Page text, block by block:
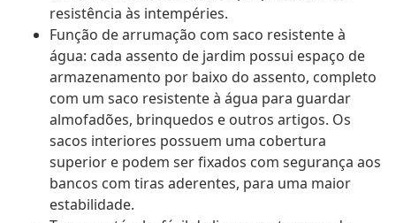
resistência às intempéries.
Função de arrumação com saco resistente à
água: cada assento de jardim possui espaço de
armazenamento por baixo do assento, completo
com um saco resistente à água para guardar
almofadões, brinquedos e outros artigos. Os
sacos interiores possuem uma cobertura
superior e podem ser fixados com segurança aos
bancos com tiras aderentes, para uma maior
estabilidade.